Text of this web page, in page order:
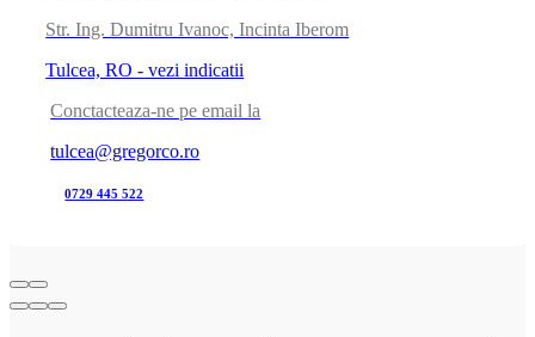
Str. Ing. Dumitru Ivanoc, Incinta Iberom
Tulcea, RO - vezi indicatii
Conctacteaza-ne pe email la
tulcea@gregorco.ro
0729 445 522